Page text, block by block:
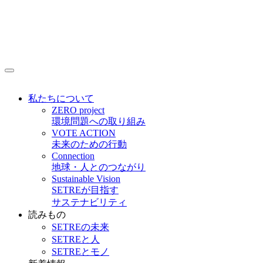
私たちについて
ZERO project
環境問題への取り組み
VOTE ACTION
未来のための行動
Connection
地球・人とのつながり
Sustainable Vision
SETREが目指す
サステナビリティ
読みもの
SETREの未来
SETREと人
SETREとモノ